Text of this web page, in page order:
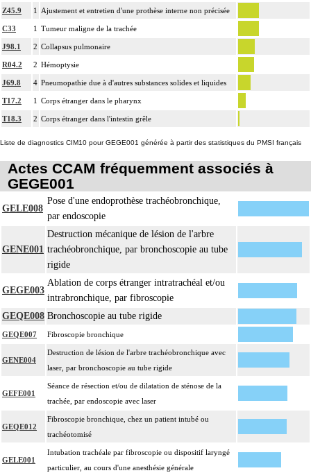
Z45.9 1 Ajustement et entretien d'une prothèse interne non précisée
C33 1 Tumeur maligne de la trachée
J98.1 2 Collapsus pulmonaire
R04.2 2 Hémoptysie
J69.8 4 Pneumopathie due à d'autres substances solides et liquides
T17.2 1 Corps étranger dans le pharynx
T18.3 2 Corps étranger dans l'intestin grêle
Liste de diagnostics CIM10 pour GEGE001 générée à partir des statistiques du PMSI français
Actes CCAM fréquemment associés à
GEGE001
GELE008
Pose d'une endoprothèse trachéobronchique,
par endoscopie
GENE001
Destruction mécanique de lésion de l'arbre
trachéobronchique, par bronchoscopie au tube
rigide
GEGE003
Ablation de corps étranger intratrachéal et/ou
intrabronchique, par fibroscopie
GEQE008 Bronchoscopie au tube rigide
GEQE007 Fibroscopie bronchique
GENE004
Destruction de lésion de l'arbre trachéobronchique avec
laser, par bronchoscopie au tube rigide
GEFE001
Séance de résection et/ou de dilatation de sténose de la
trachée, par endoscopie avec laser
GEQE012
Fibroscopie bronchique, chez un patient intubé ou
trachéotomisé
GELE001
Intubation trachéale par fibroscopie ou dispositif laryngé
particulier, au cours d'une anesthésie générale